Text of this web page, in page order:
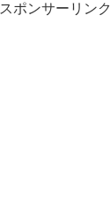
スポンサーリンク